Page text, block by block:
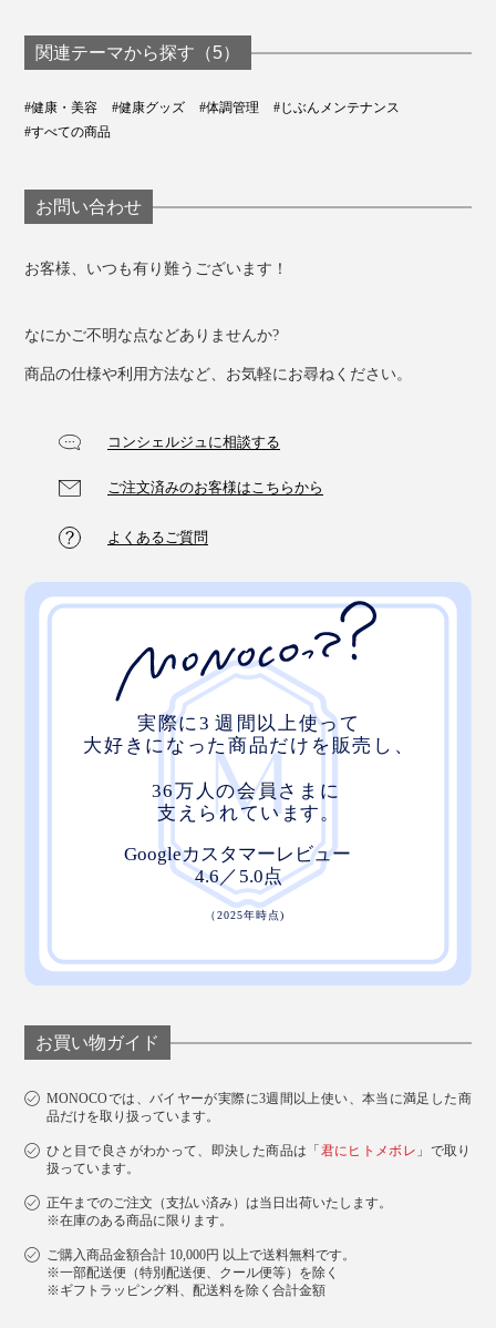
SOLADEY
関連テーマから探す（5）
#健康・美容 #健康グッズ #体調管理
#じぶんメンテナンス
#すべての商品
お問い合わせ
お客様、いつも有り難うございます！
なにかご不明な点などありませんか?
商品の仕様や利用方法など、お気軽にお尋ねください。
コンシェルジュに相談する
ご注文済みのお客様はこちらから
よくあるご質問
お買い物ガイド
MONOCOでは、バイヤーが実際に3週間以上使い、本当に満足した商
品だけを取り扱っています。
ひと目で良さがわかって、即決した商品は「 君にヒトメボレ 」で取り
扱っています。
正午までのご注文（支払い済み）は当日出荷いたします。
※在庫のある商品に限ります。
ご購入商品金額合計 10,000円 以上で送料無料です。
※一部配送便（特別配送便、クール便等）を除く
※ギフトラッピング料、配送料を除く合計金額